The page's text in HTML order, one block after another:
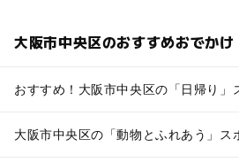
大阪市中央区のおすすめおでかけ
おすすめ！大阪市中央区の「日帰り」
大阪市中央区の「動物とふれあう」ス